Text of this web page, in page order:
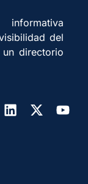
del
directorio